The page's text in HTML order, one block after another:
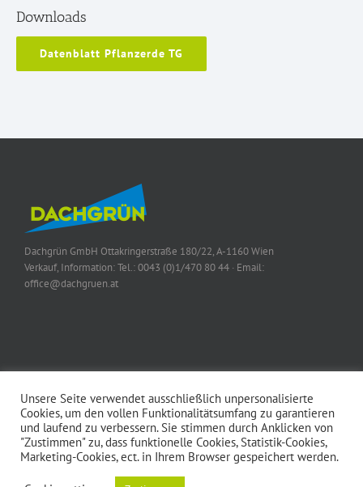
Downloads
Datenblatt Pflanzerde TG
Dachgrün GmbH Ottakringerstraße 180/22, A-1160 Wien
Verkauf, Information:Tel.: 0043 (0)1/470 80 44 · Email:
office@dachgruen.at
© 2015 Dachgrün GmbH | Alle Rechte vorbehalten | Impressum|AGBs|
Datenschutz
Wir verwenden Cookies für die Funktionen auf unserer Website und um die
Unsere Seite verwendet ausschließlich unpersonalisierte
Cookies, um den vollen Funktionalitätsumfang zu garantieren
und laufend zu verbessern. Sie stimmen durch Anklicken von
"Zustimmen" zu, dass funktionelle Cookies, Statistik-Cookies,
Marketing-Cookies, ect. in Ihrem Browser gespeichert werden.